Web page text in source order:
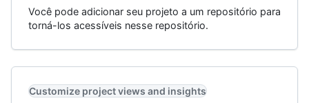
Você pode adicionar seu projeto a um repositório para
torná-los acessíveis nesse repositório.
Customize project views and insights